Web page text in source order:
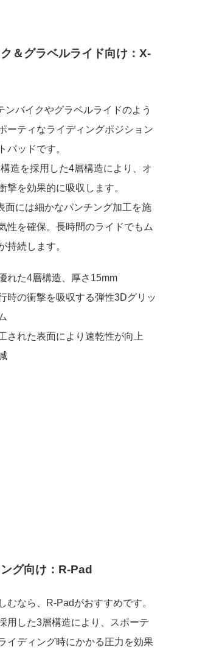
＆グラベルライド向け：X-
ンバイクやグラベルライドのよう
ーティなライディングポジション
パッドです。
造を採用した4層構造により、オ
撃を効果的に吸収します。
面には細かなパンチング加工を施
性を確保。長時間のライドでもム
持続します。
れた4層構造、厚さ15mm
時の衝撃を吸収する弾性3Dグリッ
された表面により速乾性が向上
グ向け：R-Pad
むなら、R-Padがおすすめです。
用した3層構造により、スポーテ
イディング時にかかる圧力を効果